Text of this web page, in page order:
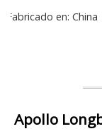
Fabricado en: China
Apollo